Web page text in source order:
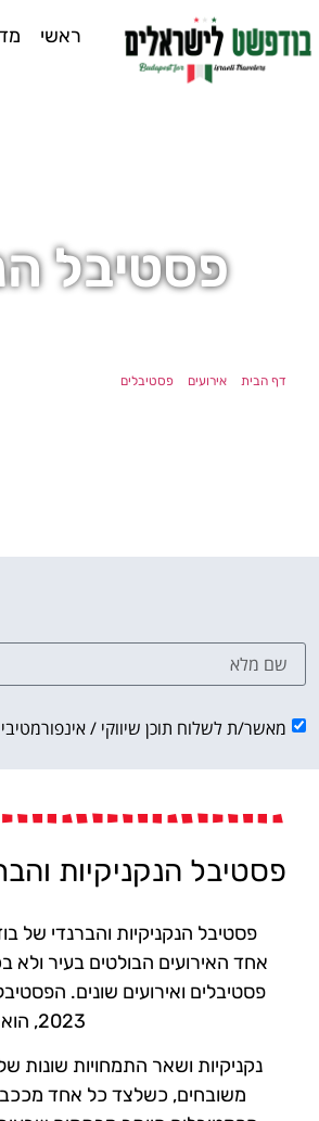
ראשי
פסטיבל
דף הבית אירועים פסטיבלים
מאשר/ת לשלוח תוכן שיווקי / אינפורמטיבי
פסטיבל הנקניקיות
אחד האירועים הבולטים בעיר ולא
2023, הוא חלק מפסטיבלי הסתיו, שפותחים את אחת העונות היפות ביותר בעיר.
נקניקיות ושאר התמחויות שונות